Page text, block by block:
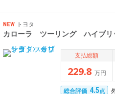
NEW トヨタ
カローラ ツーリング ハイブリ
支払総額
229.8 万円
総合評価 4.5点